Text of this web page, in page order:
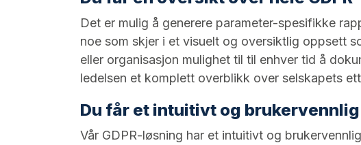
Det er mulig å generere parameter-spesifikke
noe som skjer i et visuelt og oversiktlig oppsett
eller organisasjon mulighet til til enhver tid å
ledelsen et komplett overblikk over selskapets
Du får et intuitivt og
Vår GDPR-løsning har et intuitivt og